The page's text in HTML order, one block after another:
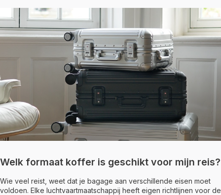
Welk formaat koffer is geschikt voor mijn reis?
Wie veel reist, weet dat je bagage aan verschillende eisen moet
voldoen. Elke luchtvaartmaatschappij heeft eigen richtlijnen voor de